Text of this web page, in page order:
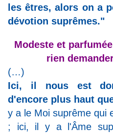
les êtres, alors on a
dévotion suprêmes."
Modeste et
rien
(…)
Ici, il nous est
d'encore plus haut
y a le Moi suprême qui
; ici, il y a l'Âme